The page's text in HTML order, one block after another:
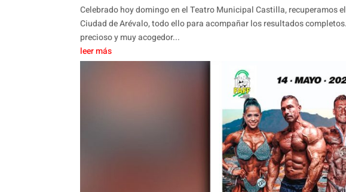
Celebrado hoy domingo en el Teatro Municipal Castilla, recuperamos
Ciudad de Arévalo, todo ello para acompañar los resultados
precioso y muy acogedor...
leer más